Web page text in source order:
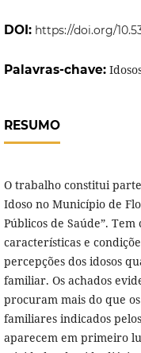
DOI: https://doi.org/
Palavras-chave:
RESUMO
O trabalho constitui
Idoso no Município de
Públicos de Saúde”.
características e
percepções dos idosos
familiar. Os achados
procuram mais do que
familiares indicados
aparecem em primeiro